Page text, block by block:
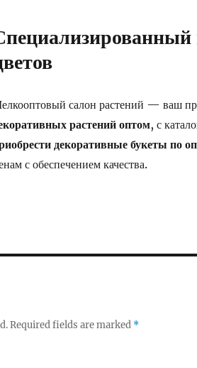
салон растений — ваш
растений оптом, с
декоративные букеты по
с обеспечением качества.
Required fields are marked *